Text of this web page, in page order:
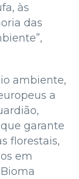
às
das
ambiente,
a
garante
florestais,
em